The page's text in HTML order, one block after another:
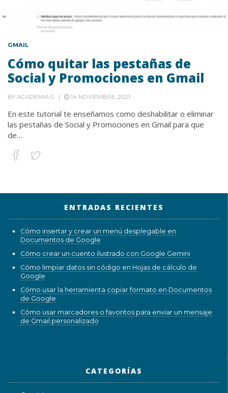
GMAIL
Cómo quitar las pestañas de
Social y Promociones en Gmail
BY ACADEMIA G 14 NOVIEMBRE, 2021
En este tutorial te enseñamos como deshabilitar o eliminar
las pestañas de Social y Promociones en Gmail para que
de…
ENTRADAS RECIENTES
Cómo insertar y crear un menú desplegable en
Documentos de Google
Cómo crear un cuento ilustrado con Google Gemini
Cómo limpiar datos sin código en Hojas de cálculo de
Google
Cómo usar la herramienta copiar formato en Documentos
de Google
Cómo usar marcadores o favoritos para enviar un mensaje
de Gmail personalizado
CATEGORÍAS